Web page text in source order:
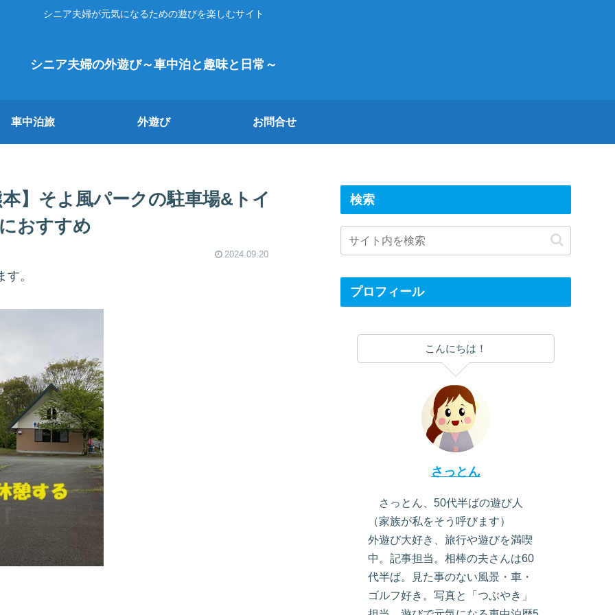
シニア夫婦が元気になるための遊びを楽しむサイト
シニア夫婦の外遊び～車中泊と趣味と日常～
車中泊旅 外遊び お問合せ
】そよ風パークの駐車場&トイ
おすすめ
2024.09.20
。
検索
プロフィール
こんにちは！
さっとん
さっとん、50代半ばの遊び人
（家族が私をそう呼びます）
外遊び大好き、旅行や遊びを満喫
中。記事担当。相棒の夫さんは60
代半ば。見た事のない風景・車・
ゴルフ好き。写真と「つぶやき」